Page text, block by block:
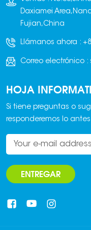
Daxiamei
Fujian,China
Llámanos ahora :
Correo electrónico :
HOJA
Si tiene preguntas o
responderemos lo
ENTREGAR